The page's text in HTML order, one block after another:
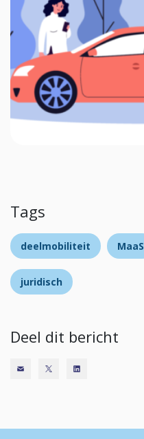
Tags
deelmobiliteit MaaS
juridisch
Deel dit bericht